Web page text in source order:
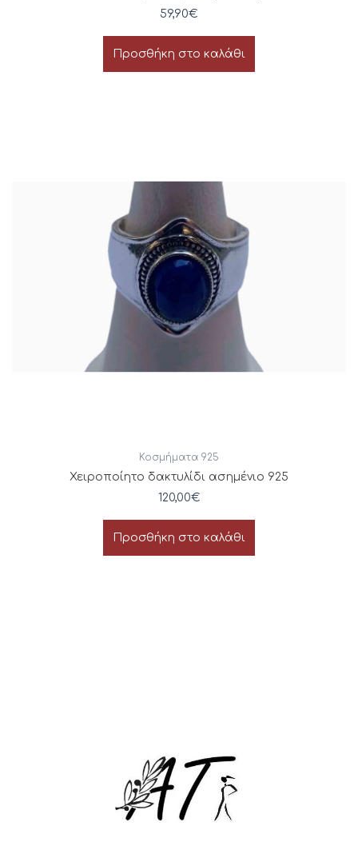
59,90€
Προσθήκη στο καλάθι
Κοσμήματα 925
Χειροποίητο δακτυλίδι ασημένιο 925
120,00€
Προσθήκη στο καλάθι